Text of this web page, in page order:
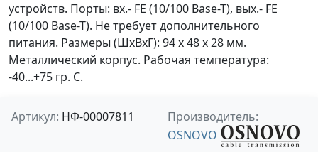
устройств. Порты: вх.- FE (10/100 Base-T), вых.- FE
(10/100 Base-T). Не требует дополнительного
питания. Размеры (ШхВхГ): 94 x 48 x 28 мм.
Металлический корпус. Рабочая температура:
-40...+75 гр. С.
Артикул: НФ-00007811
Производитель:
OSNOVO